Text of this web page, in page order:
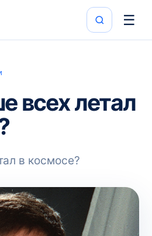
☰
всех летал
в космосе?